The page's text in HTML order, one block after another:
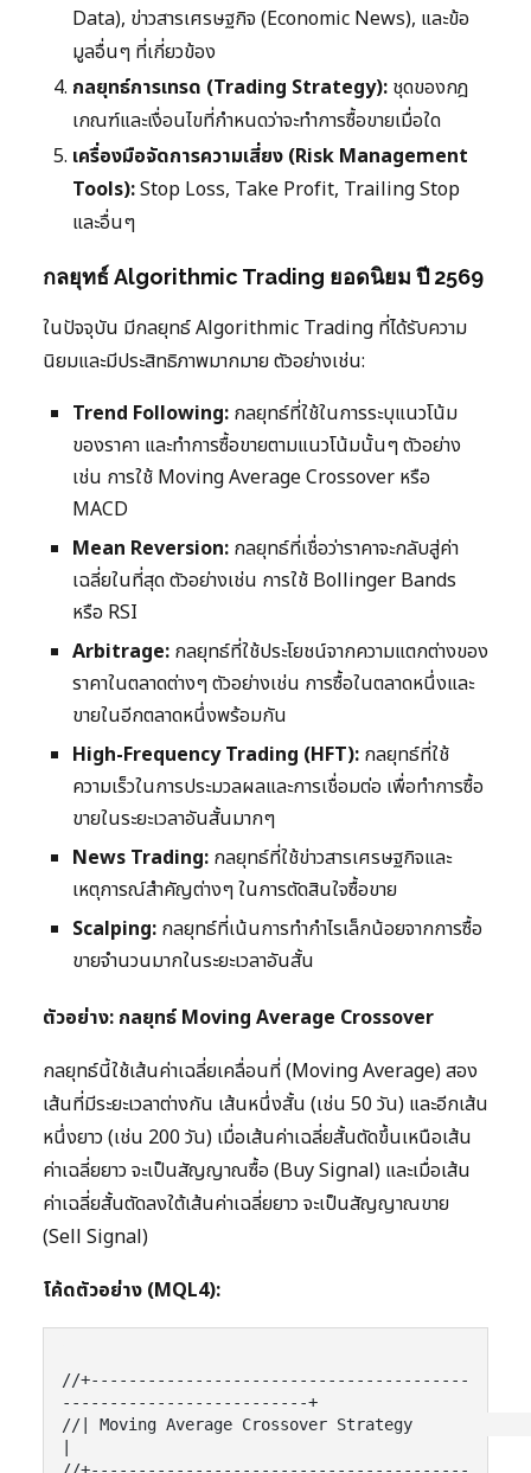
Data), ข่าวสารเศรษฐกิจ (Economic News), และข้อ
มูลอื่นๆ ที่เกี่ยวข้อง
กลยุทธ์การเทรด (Trading Strategy): ชุดของกฎ
เกณฑ์และเงื่อนไขที่กำหนดว่าจะทำการซื้อขายเมื่อใด
เครื่องมือจัดการความเสี่ยง (Risk Management
Tools):Stop Loss, Take Profit, Trailing Stop
และอื่นๆ
กลยุทธ์ Algorithmic Trading ยอดนิยม ปี 2569
ในปัจจุบัน มีกลยุทธ์ Algorithmic Trading ที่ได้รับความ
นิยมและมีประสิทธิภาพมากมาย ตัวอย่างเช่น:
Trend Following: กลยุทธ์ที่ใช้ในการระบุแนวโน้ม
ของราคา และทำการซื้อขายตามแนวโน้มนั้นๆ ตัวอย่าง
เช่น การใช้ Moving Average Crossover หรือ
MACD
Mean Reversion: กลยุทธ์ที่เชื่อว่าราคาจะกลับสู่ค่า
เฉลี่ยในที่สุด ตัวอย่างเช่น การใช้ Bollinger Bands
หรือ RSI
Arbitrage: กลยุทธ์ที่ใช้ประโยชน์จากความแตกต่างของ
ราคาในตลาดต่างๆ ตัวอย่างเช่น การซื้อในตลาดหนึ่งและ
ขายในอีกตลาดหนึ่งพร้อมกัน
High-Frequency Trading (HFT): กลยุทธ์ที่ใช้
ความเร็วในการประมวลผลและการเชื่อมต่อ เพื่อทำการซื้อ
ขายในระยะเวลาอันสั้นมากๆ
News Trading: กลยุทธ์ที่ใช้ข่าวสารเศรษฐกิจและ
เหตุการณ์สำคัญต่างๆ ในการตัดสินใจซื้อขาย
Scalping: กลยุทธ์ที่เน้นการทำกำไรเล็กน้อยจากการซื้อ
ขายจำนวนมากในระยะเวลาอันสั้น
ตัวอย่าง: กลยุทธ์ Moving Average Crossover
กลยุทธ์นี้ใช้เส้นค่าเฉลี่ยเคลื่อนที่ (Moving Average) สอง
เส้นที่มีระยะเวลาต่างกัน เส้นหนึ่งสั้น (เช่น 50 วัน) และอีกเส้น
หนึ่งยาว (เช่น 200 วัน) เมื่อเส้นค่าเฉลี่ยสั้นตัดขึ้นเหนือเส้น
ค่าเฉลี่ยยาว จะเป็นสัญญาณซื้อ (Buy Signal) และเมื่อเส้น
ค่าเฉลี่ยสั้นตัดลงใต้เส้นค่าเฉลี่ยยาว จะเป็นสัญญาณขาย
(Sell Signal)
โค้ดตัวอย่าง (MQL4):
//+----------------------------------------
--------------------------+
//| Moving Average Crossover Strategy
|
//+----------------------------------------